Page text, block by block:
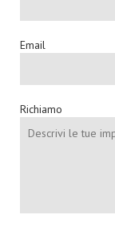
Email
Richiamo